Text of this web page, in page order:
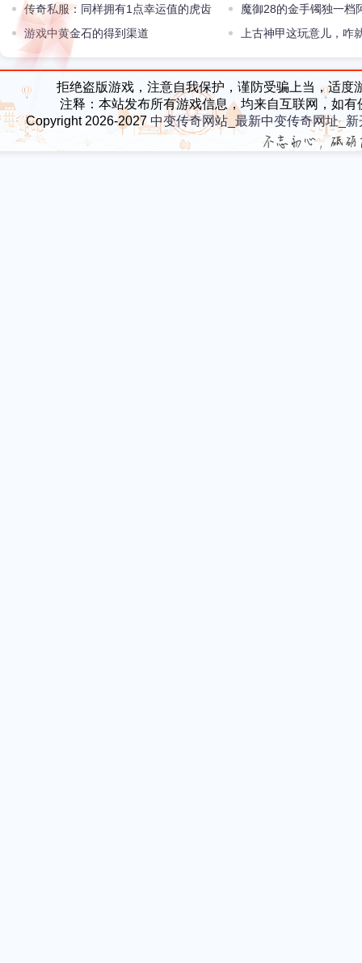
士的降生
传奇私服：同样拥有1点幸运值的虎齿
道7和70%躲避怎么选
魔御28的金手镯独一档
游戏中黄金石的得到渠道
上古神甲这玩意儿，咋
和反应？
拒绝盗版游戏，注意自我保护，谨防受骗上当，适
注释：本站发布所有游戏信息，均来自互联网，如
Copyright 2026-2027 中变传奇网站_最新中变传奇网址_